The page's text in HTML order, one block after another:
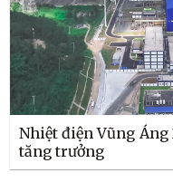
Nhiệt điện Vũng
tăng trưởng